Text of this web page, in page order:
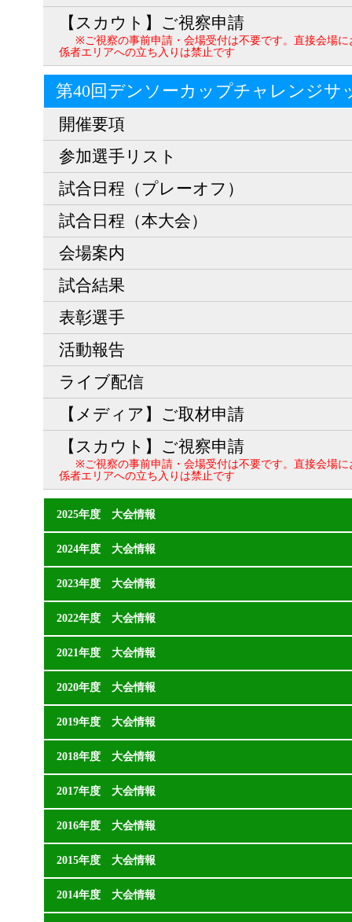
【スカウト】ご視察申請
※ご視察の事前申請・会場受付は不要です。直接会場
係者エリアへの立ち入りは禁止です
第40回デンソーカップチャレンジサ
開催要項
参加選手リスト
試合日程（プレーオフ）
試合日程（本大会）
会場案内
試合結果
表彰選手
活動報告
ライブ配信
【メディア】ご取材申請
【スカウト】ご視察申請
※ご視察の事前申請・会場受付は不要です。直接会場
係者エリアへの立ち入りは禁止です
2025年度 大会情報
2024年度 大会情報
2023年度 大会情報
2022年度 大会情報
2021年度 大会情報
2020年度 大会情報
2019年度 大会情報
2018年度 大会情報
2017年度 大会情報
2016年度 大会情報
2015年度 大会情報
2014年度 大会情報